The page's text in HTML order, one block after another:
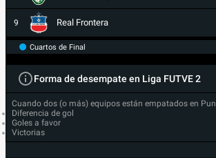
9 Real Frontera
Cuartos de Final
Forma de desempate en Liga FUTVE 2
Cuando dos (o más) equipos están empatados en
Diferencia de gol
Goles a favor
Victorias